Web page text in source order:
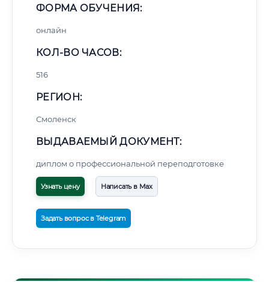
ФОРМА ОБУЧЕНИЯ:
онлайн
КОЛ-ВО ЧАСОВ:
516
РЕГИОН:
Смоленск
ВЫДАВАЕМЫЙ ДОКУМЕНТ:
диплом о профессиональной переподготовке
Узнать цену Написать в Max
Задать вопрос в Telegram